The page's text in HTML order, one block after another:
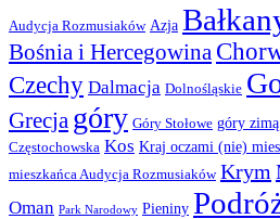
Audycja Rozmusiaków Azja
Bośnia i Hercegowina
Czechy Dalmacja Dolnośląskie
Grecja góry Góry Stołowe góry zimą
Częstochowska Kos Kraj oczami (nie)
mieszkańca Audycja Rozmusiaków Krym
Oman Park Narodowy Pieniny